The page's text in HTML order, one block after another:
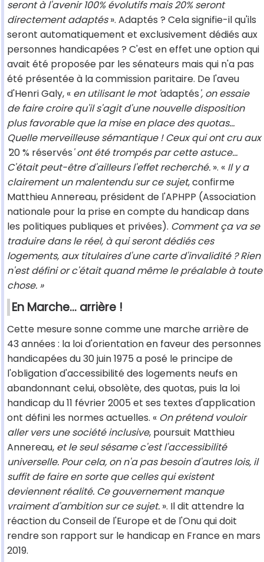
seront à l'avenir 100% évolutifs mais 20% seront
directement adaptés». Adaptés ? Cela signifie-il qu'ils
seront automatiquement et exclusivement dédiés aux
personnes handicapées ? C'est en effet une option qui
avait été proposée par les sénateurs mais qui n'a pas
été présentée à la commission paritaire. De l'aveu
d'Henri Galy, « en utilisant le mot ' adaptés', on essaie
de faire croire qu'il s'agit d'une nouvelle disposition
plus favorable que la mise en place des quotas…
Quelle merveilleuse sémantique ! Ceux qui ont cru aux
20 % réservés' ont été trompés par cette astuce…
C'était peut-être d'ailleurs l'effet recherché. ». « Il y a
clairement un malentendu sur ce sujet, confirme
Matthieu Annereau, président de l'APHPP (Association
nationale pour la prise en compte du handicap dans
les politiques publiques et privées). Comment ça va se
traduire dans le réel, à qui seront dédiés ces
logements, aux titulaires d'une carte d'invalidité ? Rien
n'est défini or c'était quand même le préalable à toute
chose. »
En Marche… arrière !
Cette mesure sonne comme une marche arrière de
43 années : la loi d'orientation en faveur des personnes
handicapées du 30 juin 1975 a posé le principe de
l'obligation d'accessibilité des logements neufs en
abandonnant celui, obsolète, des quotas, puis la loi
handicap du 11 février 2005 et ses textes d'application
ont défini les normes actuelles. « On prétend vouloir
aller vers une société inclusive, poursuit Matthieu
Annereau, et le seul sésame c'est l'accessibilité
universelle. Pour cela, on n'a pas besoin d'autres lois, il
suffit de faire en sorte que celles qui existent
deviennent réalité. Ce gouvernement manque
vraiment d'ambition sur ce sujet. ». Il dit attendre la
réaction du Conseil de l'Europe et de l'Onu qui doit
rendre son rapport sur le handicap en France en mars
2019.